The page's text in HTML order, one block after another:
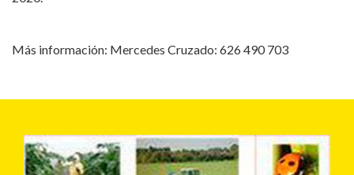
Más información: Mercedes Cruzado: 626 490 703